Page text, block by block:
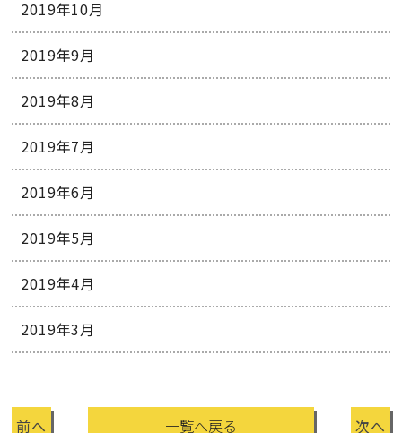
2019年10月
2019年9月
2019年8月
2019年7月
2019年6月
2019年5月
2019年4月
2019年3月
前へ 一覧へ戻る 次へ